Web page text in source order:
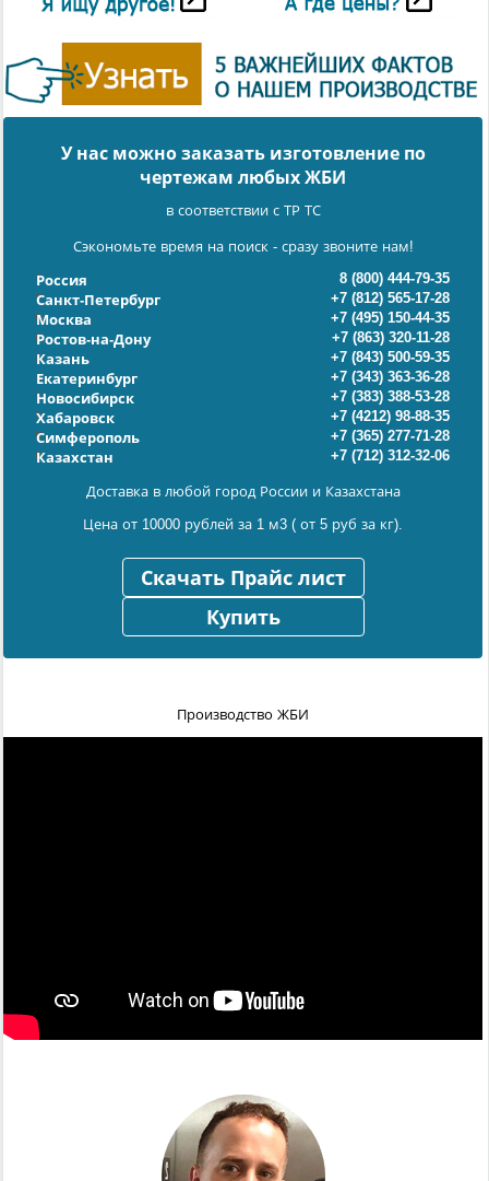
У нас можно заказать изготовление по
чертежам любых ЖБИ
в соответствии с ТР ТС
Сэкономьте время на поиск - сразу звоните нам!
Россия
8 (800) 444-79-35
Санкт-Петербург
+7 (812) 565-17-28
Москва
+7 (495) 150-44-35
Ростов-на-Дону
+7 (863) 320-11-28
Казань
+7 (843) 500-59-35
Екатеринбург
+7 (343) 363-36-28
Новосибирск
+7 (383) 388-53-28
Хабаровск
+7 (4212) 98-88-35
Симферополь
+7 (365) 277-71-28
Казахстан
+7 (712) 312-32-06
Доставка в любой город России и Казахстана
Цена от 10000 рублей за 1 м3 ( от 5 руб за кг).
Скачать Прайс лист
Купить
Производство ЖБИ